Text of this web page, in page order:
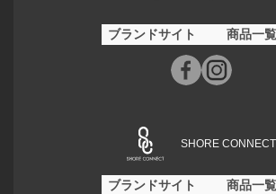
ブランドサイト 商品一覧
SHORE CONNECT
ブランドサイト 商品一覧